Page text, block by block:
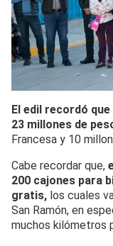
El edil recordó
23 millones de
Francesa y 10
Cabe recordar que,
200 cajones para
gratis, los cuales
San Ramón, en
muchos kilómetros